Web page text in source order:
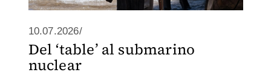
10.07.2026/
Del ‘table’ al submarino
nuclear